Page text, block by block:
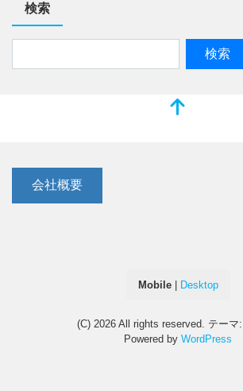
検索
会社概要
Mobile| Desktop
(C) 2026 All rights reserved. テーマ:
Powered by WordPress